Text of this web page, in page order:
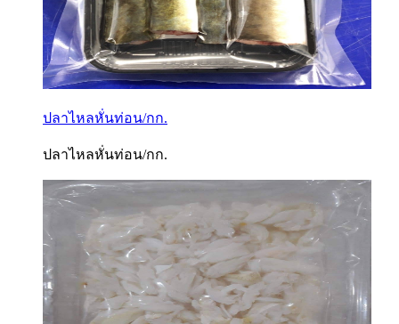
ปลาไหลหั่นท่อน/กก.
ปลาไหลหั่นท่อน/กก.